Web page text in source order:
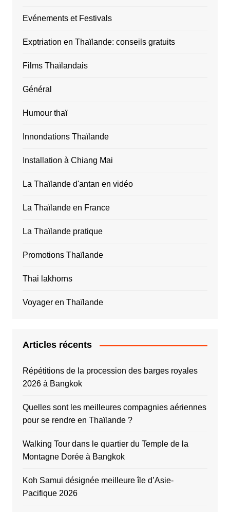
Evénements et Festivals
Exptriation en Thaïlande: conseils gratuits
Films Thaïlandais
Général
Humour thaï
Innondations Thaïlande
Installation à Chiang Mai
La Thaïlande d'antan en vidéo
La Thaïlande en France
La Thaïlande pratique
Promotions Thaïlande
Thai lakhorns
Voyager en Thaïlande
Articles récents
Répétitions de la procession des barges royales
2026 à Bangkok
Quelles sont les meilleures compagnies aériennes
pour se rendre en Thaïlande ?
Walking Tour dans le quartier du Temple de la
Montagne Dorée à Bangkok
Koh Samui désignée meilleure île d’Asie-
Pacifique 2026